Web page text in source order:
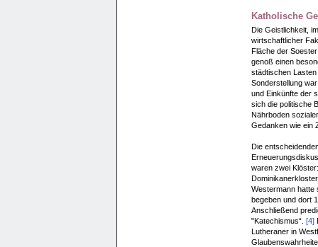
Katholische
Die Geistlichkeit,
wirtschaftlicher
Fläche der
genoß einen
städtischen
Sonderstellung
und Einkünfte der
sich die politische
Nährboden
Gedanken wie ein
Die
waren zwei
Westermann hatte
begeben und dort
Anschließend
"Katechismus“. [4]
Lutheraner in